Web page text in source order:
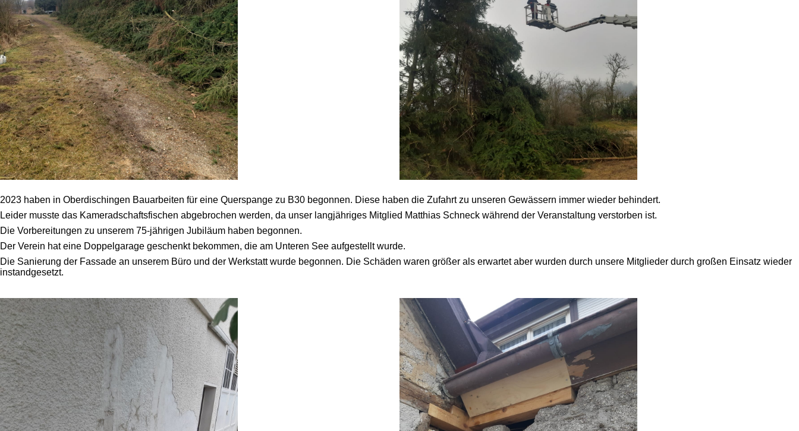
2023 haben in Oberdischingen Bauarbeiten für eine Querspange zu B30 begonnen. Diese haben die Zufahrt zu unseren Gewässern immer wieder behindert.
Leider musste das Kameradschaftsfischen abgebrochen werden, da unser langjähriges Mitglied Matthias Schneck während der Veranstaltung verstorben ist.
Die Vorbereitungen zu unserem 75-jährigen Jubiläum haben begonnen.
Der Verein hat eine Doppelgarage geschenkt bekommen, die am Unteren See aufgestellt wurde.
Die Sanierung der Fassade an unserem Büro und der Werkstatt wurde begonnen. Die Schäden waren größer als erwartet aber wurden durch unsere Mitglieder durch großen Einsatz wieder
instandgesetzt.